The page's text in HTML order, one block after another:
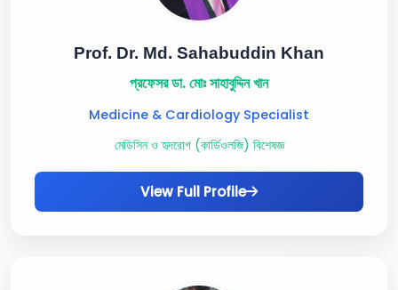
Prof. Dr. Md. Sahabuddin Khan
প্রফেসর ডা. মোঃ সাহাবুদ্দিন খান
Medicine & Cardiology Specialist
মেডিসিন ও হৃদরোগ (কার্ডিওলজি) বিশেষজ্ঞ
View Full Profile